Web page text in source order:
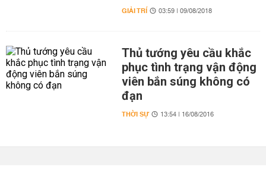
GIẢI TRÍ 03:59 | 09/08/2018
Thủ tướng yêu cầu khắc
phục tình trạng vận động
viên bắn súng không có
đạn
THỜI SỰ 13:54 | 16/08/2016